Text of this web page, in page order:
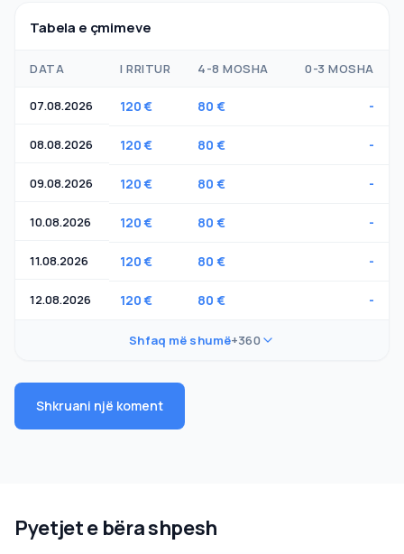
Tabela e çmimeve
DATA I RRITUR 4-8 MOSHA 0-3 MOSHA
07.08.2026 120 € 80 € -
08.08.2026 120 € 80 € -
09.08.2026 120 € 80 € -
10.08.2026 120 € 80 € -
11.08.2026 120 € 80 € -
12.08.2026 120 € 80 € -
Shfaq më shumë+360
Shkruani një koment
Pyetjet e bëra shpesh